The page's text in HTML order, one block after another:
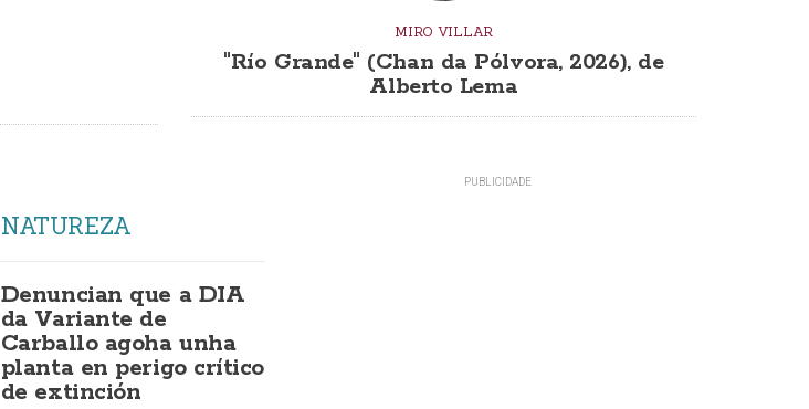
MIRO VILLAR
"Río Grande" (Chan da Pólvora, 2026), de
Alberto Lema
NATUREZA
Denuncian que a DIA
da Variante de
Carballo agoha unha
planta en perigo crítico
de extinción